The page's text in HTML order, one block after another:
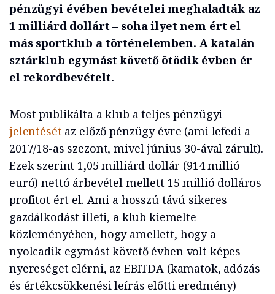
pénzügyi évében bevételei meghaladták az
1 milliárd dollárt – soha ilyet nem ért el
más sportklub a történelemben. A katalán
sztárklub egymást követő ötödik évben ér
el rekordbevételt.
Most publikálta a klub a teljes pénzügyi
jelentésétaz előző pénzügy évre (ami lefedi a
2017/18-as szezont, mivel június 30-ával zárult).
Ezek szerint 1,05 milliárd dollár (914 millió
euró) nettó árbevétel mellett 15 millió dolláros
profitot ért el. Ami a hosszú távú sikeres
gazdálkodást illeti, a klub kiemelte
közleményében, hogy amellett, hogy a
nyolcadik egymást követő évben volt képes
nyereséget elérni, az EBITDA (kamatok, adózás
és értékcsökkenési leírás előtti eredmény)